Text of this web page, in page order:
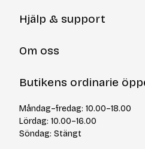
Hjälp & support
Återköp via formulär
Frågor och svar
Cookiepolicy
Integritetspolicy
Om oss
Om Yllotyll
Kurser & events
Tips & tekniker
Varumärken
Jobba hos oss
Butikens ordinarie
Måndag–fredag: 10.00–18.00
Lördag: 10.00–16.00
Söndag: Stängt